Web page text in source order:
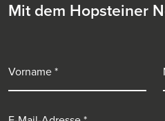
Mit dem Hopsteiner